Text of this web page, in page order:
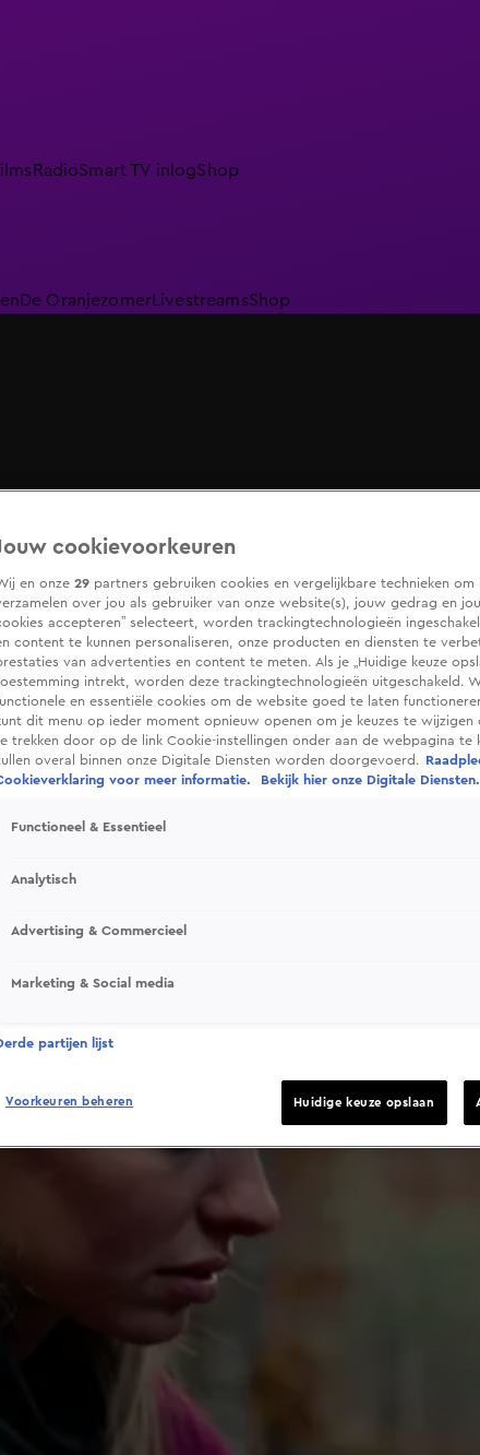
RadioSmart TV inlogShop
De Oranjezomer LivestreamsShop
cookievoorkeuren
en onze 29 partners gebruiken cookies en vergelijkbare technieken
over jou als gebruiker van onze website(s), jouw gedrag en
accepteren” selecteert, worden trackingtechnologieën
content te kunnen personaliseren, onze producten en diensten te
van advertenties en content te meten. Als je „Huidige keuze
intrekt, worden deze trackingtechnologieën uitgeschakeld.
en essentiële cookies om de website goed te laten
dit menu op ieder moment opnieuw openen om je keuzes te
trekken door op de link Cookie-instellingen onder aan de webpagina te
overal binnen onze Digitale Diensten worden doorgevoerd.
voor meer informatie.
Bekijk hier onze Digitale Diensten.
Functioneel & Essentieel
Analytisch
Advertising & Commercieel
Marketing & Social media
partijen lijst
Voorkeuren beheren Huidige keuze opslaan